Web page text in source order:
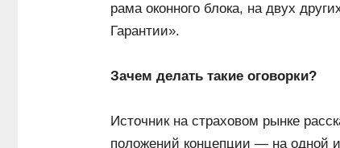
рама оконного блока, на двух
Гарантии».
Зачем делать такие оговорки?
Источник на страховом рынке
положений концепции — на одной